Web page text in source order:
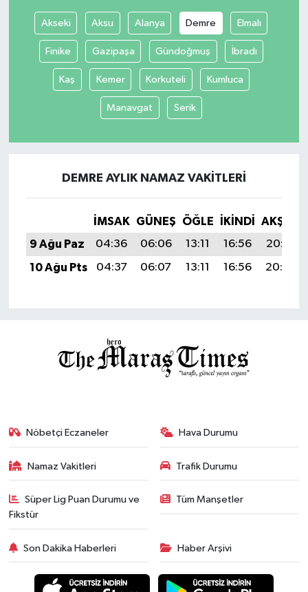
Akseki Aksu Alanya Demre Elmalı
Finike Gazipaşa Gündoğmuş İbradı
Kaş Kemer Korkuteli Kumluca
Manavgat Serik
DEMRE AYLIK NAMAZ VAKITLERI
İMSAK GÜNEŞ ÖĞLE İKINDI
AKŞAM
9 Ağu Paz
04:36 06:06 13:11 16:56
20:05
10 Ağu Pts
04:37 06:07 13:11 16:56 20:04
Nöbetçi Eczaneler Hava Durumu
Namaz Vakitleri Trafik Durumu
Süper Lig Puan Durumu ve
Fikstür
Tüm Manşetler
Son Dakika Haberleri Haber Arşivi